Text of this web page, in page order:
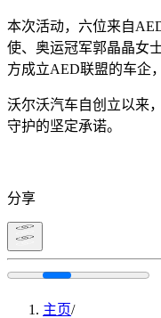
本次活动，六位来自
使、奥运冠军郭晶晶女
方成立AED联盟的车企
沃尔沃汽车自创立以来
守护的坚定承诺。
分享
主页/